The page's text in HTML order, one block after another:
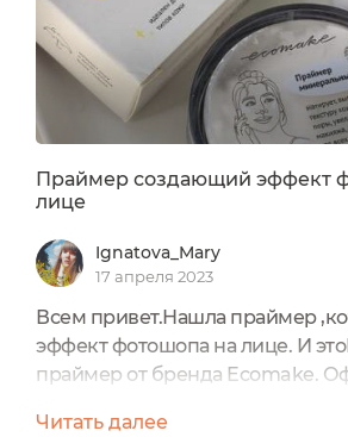
Праймер создающий эффект
лице
Ignatova_Mary
17 апреля 2023
Всем привет.Нашла праймер
эффект фотошопа на лице. И
праймер от бренда Ecomake.
своими женскими
Читать далее